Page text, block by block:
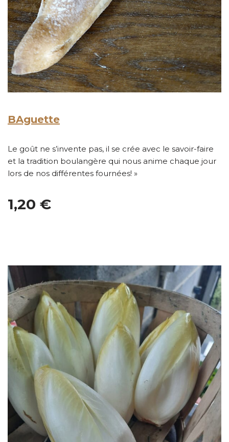
BAguette
Le goût ne s’invente pas, il se crée avec le savoir-faire
et la tradition boulangère qui nous anime chaque jour
lors de nos différentes fournées! »
1,20 €